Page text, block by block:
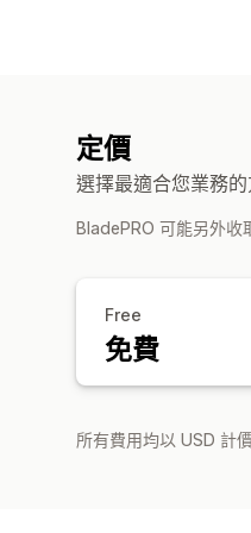
定價
選擇最適合您業務的
BladePRO 可能另外收
Free
免費
所有費用均以 USD 計